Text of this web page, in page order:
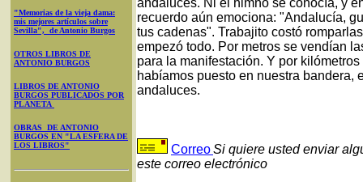
"Memorias de la vieja dama:
mis mejores artículos sobre
Sevilla", de Antonio Burgos
OTROS LIBROS DE
ANTONIO BURGOS
LIBROS DE ANTONIO
BURGOS PUBLICADOS POR
PLANETA
OBRAS DE ANTONIO
BURGOS EN "LA ESFERA DE
LOS LIBROS"
andaluces. Ni el himno se conocía, y
recuerdo aún emociona: "Andalucía,
tus cadenas". Trabajito costó
empezó todo. Por metros se vendían
para la manifestación. Y por
habíamos puesto en nuestra bandera,
andaluces.
CorreoSi quiere usted enviar
este correo electrónico